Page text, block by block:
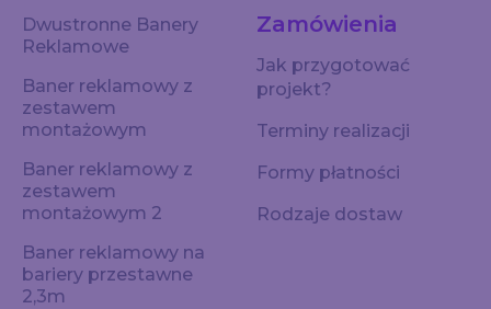
Dwustronne Banery
Reklamowe
Baner reklamowy z
zestawem
montażowym
Baner reklamowy z
zestawem
montażowym 2
Baner reklamowy na
bariery przestawne
2,3m
Zamówienia
Jak przygotować
projekt?
Terminy realizacji
Formy płatności
Rodzaje dostaw